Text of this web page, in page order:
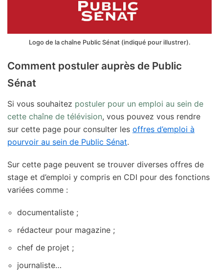
Logo de la chaîne Public Sénat (indiqué pour illustrer).
Comment postuler auprès de Public
Sénat
Si vous souhaitez postuler pour un emploi au sein de
cette chaîne de télévision, vous pouvez vous rendre
sur cette page pour consulter les offres d’emploi à
pourvoir au sein de Public Sénat.
Sur cette page peuvent se trouver diverses offres de
stage et d’emploi y compris en CDI pour des fonctions
variées comme :
documentaliste ;
rédacteur pour magazine ;
chef de projet ;
journaliste…